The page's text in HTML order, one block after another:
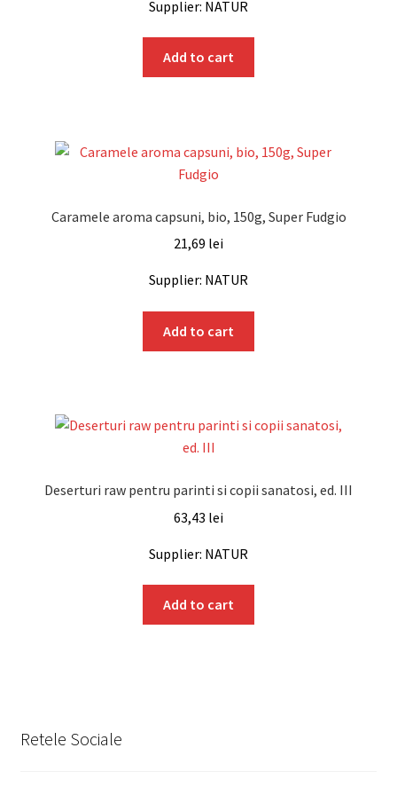
Supplier: NATUR
Add to cart
Caramele aroma capsuni, bio, 150g, Super Fudgio
21,69 lei
Supplier: NATUR
Add to cart
Deserturi raw pentru parinti si copii sanatosi, ed. III
63,43 lei
Supplier: NATUR
Add to cart
Retele Sociale